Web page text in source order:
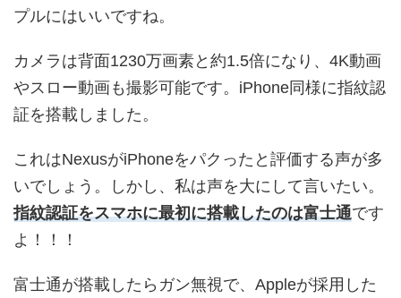
プルにはいいですね。
カメラは背面1230万画素と約1.5倍になり、4K動画
やスロー動画も撮影可能です。iPhone同様に指紋認
証を搭載しました。
これはNexusがiPhoneをパクったと評価する声が多
いでしょう。しかし、私は声を大にして言いたい。
指紋認証をスマホに最初に搭載したのは富士通です
よ！！！
富士通が搭載したらガン無視で、Appleが採用した